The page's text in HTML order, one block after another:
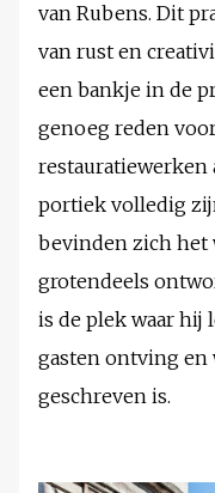
van Rubens. Dit
van rust en
een bankje in de
genoeg reden
restauratiewerken
portiek volledig
bevinden zich het
grotendeels
is de plek waar
gasten ontving en
geschreven is.